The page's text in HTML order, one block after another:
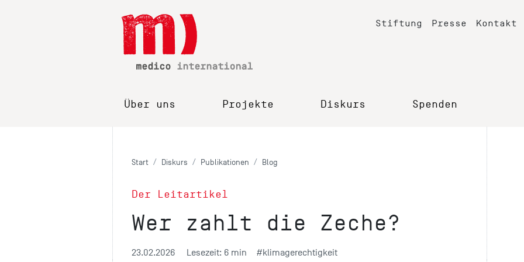
Stiftung Presse Kontakt
Über uns Projekte Diskurs Spenden
Start Diskurs Publikationen Blog
Der Leitartikel
Wer zahlt die Zeche?
23.02.2026 Lesezeit: 6 min #klimagerechtigkeit